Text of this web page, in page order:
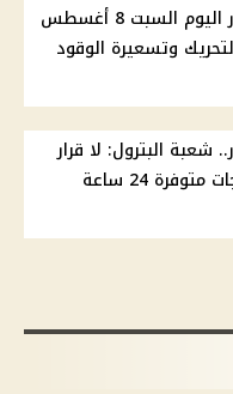
أسعار البنزين والسولار اليوم السبت 8 أغسطس
وتسعيرة الوقود
شعبة البترول: لا قرار
24 ساعة